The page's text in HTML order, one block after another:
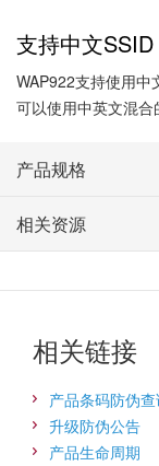
支持中文SSID
WAP922支持使用中
可以使用中英文混合
产品规格
相关资源
相关链接
产品条码防伪查
升级防伪公告
产品生命周期